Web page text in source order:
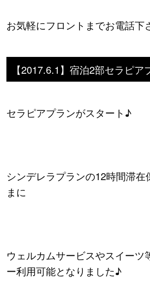
お気軽にフロントまでお電話下
【2017.6.1】宿泊2部セラピア
セラピアプランがスタート♪
シンデレラプランの12時間滞在
まに
ウェルカムサービスやスイーツ
ー利用可能となりました♪